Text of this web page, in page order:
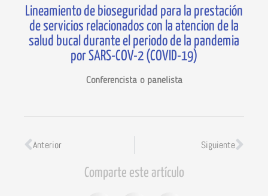
Lineamiento de bioseguridad para la prestación
de servicios relacionados con la atencion de la
salud bucal durante el periodo de la pandemia
por SARS-COV-2 (COVID-19)
Conferencista o panelista
Anterior Siguiente
Comparte este artículo